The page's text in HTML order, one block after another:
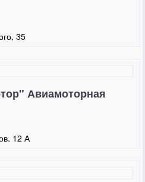
35
Авиамоторная
12 А